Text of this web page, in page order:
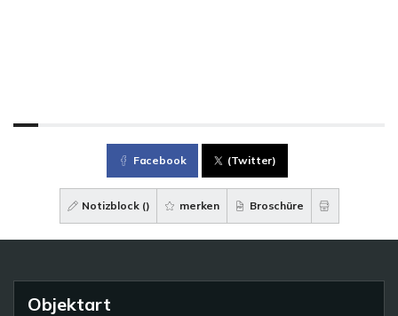
Facebook (Twitter)
Notizblock () merken Broschüre
Objektart